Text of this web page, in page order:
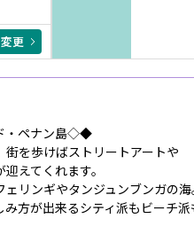
更
・ペナン島◇◆
を歩けばストリートアートや
えてくれます。
リンギやタンジュンブンガの海
方が出来るシティ派もビーチ派